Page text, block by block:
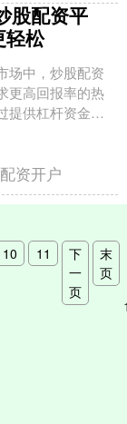
股配资平
轻松
场中，炒股配资
更高回报率的热
提供杠杆资金，
规模，从而增
配资开户
10 11
下
一
页
末
页